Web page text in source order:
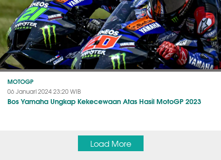
MOTOGP
06 Januari 2024 23:20 WIB
Bos Yamaha Ungkap Kekecewaan Atas Hasil MotoGP 2023
Load More